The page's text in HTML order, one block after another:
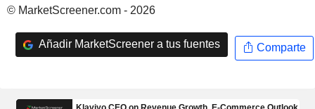
© MarketScreener.com - 2026
Añadir MarketScreener a tus fuentes Comparte